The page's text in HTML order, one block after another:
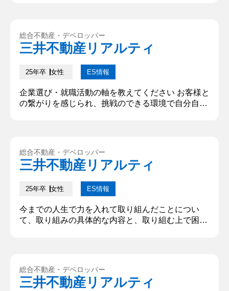
してしっかりと基礎を固め、今まで形式的にダンス
と歌を別に練習している習慣を見直し、合同にする
総合不動産・デベロッパー
三井不動産リアルティ
25年卒 女性 ES情報
企業選び・就職活動の軸を教えてください お客様と
の繋がりを感じられ、挑戦のできる環境で自分自身
共に成長・発展していくことを目指すという企業理
念に魅力を感じたからです。私の就職活動の軸と合
総合不動産・デベロッパー
三井不動産リアルティ
25年卒 女性 ES情報
今までの人生で力を入れて取り組んだことについ
て、取り組みの具体的な内容と、取り組む上で困難
し、どんな売り子なら買いたくなるかを家族や友人
に調査しました。答えのない部分に苦戦しました
総合不動産・デベロッパー
三井不動産リアルティ